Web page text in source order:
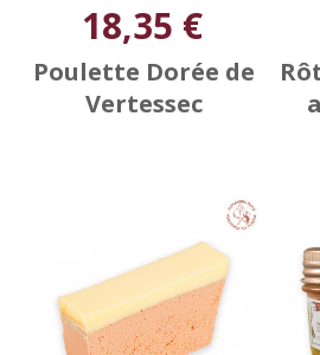
18,35 €
Poulette Dorée de
Vertessec